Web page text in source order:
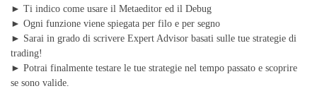
► Ti indico come usare il Metaeditor ed il Debug
► Ogni funzione viene spiegata per filo e per segno
► Sarai in grado di scrivere Expert Advisor basati sulle tue strategie di
trading!
► Potrai finalmente testare le tue strategie nel tempo passato e scoprire
se sono valide.